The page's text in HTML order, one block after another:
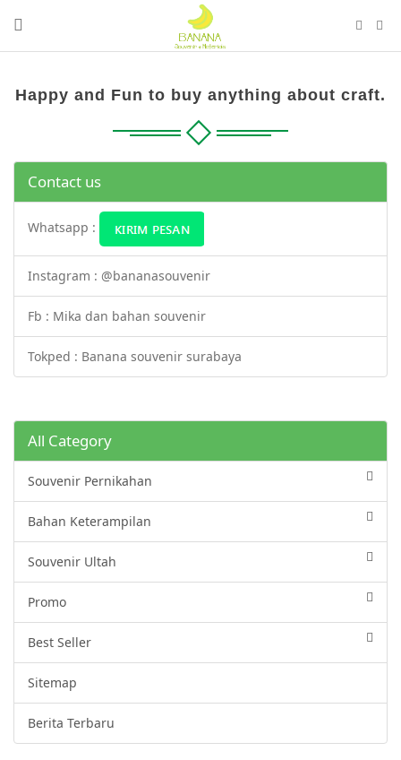
Happy and Fun to buy anything about craft.
Contact us
Whatsapp :
Instagram : @bananasouvenir
Fb : Mika dan bahan souvenir
Tokped : Banana souvenir surabaya
All Category
Souvenir Pernikahan
Bahan Keterampilan
Souvenir Ultah
Promo
Best Seller
Sitemap
Berita Terbaru